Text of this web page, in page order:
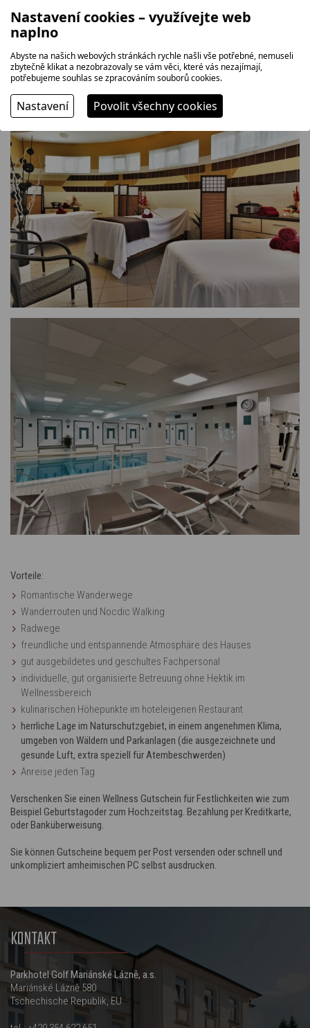
Vorteile:
Romantische Wanderwege
Wanderrouten und Nocdic Walking
Radwege
freundliche und entspannende Atmosphäre des Hauses
gut ausgebildetes und geschultes Fachpersonal
individuelle, gut organisierte Betreuung ohne Hektik im
Wellnessbereich
kulinarischen Höhepunkte im hoteleigenen Restaurant
herrliche Lage im Naturschutzgebiet, in einem angenehmen Klima,
umgeben von Wäldern und Parkanlagen (die ausgezeichnete und
gesunde Luft, extra speziell für Atembeschwerden)
Anreise jeden Tag
Verschenken Sie einen Wellness Gutschein für Festlichkeiten wie zum
Beispiel Geburtstagoder zum Hochzeitstag. Bezahlung per Kreditkarte,
oder Banküberweisung.
Sie können Gutscheine bequem per Post versenden oder schnell und
unkompliziert amheimischen PC selbst ausdrucken.
KONTAKT
Parkhotel Golf Mariánské Lázně, a.s.
Mariánské Lázně 580
Tschechische Republik, EU
Nastavení cookies – využívejte web
naplno
Abyste na našich webových stránkách rychle našli vše potřebné, nemuseli
zbytečně klikat a nezobrazovaly se vám věci, které vás nezajímají,
potřebujeme souhlas se zpracováním souborů cookies.
Nastavení Povolit všechny cookies